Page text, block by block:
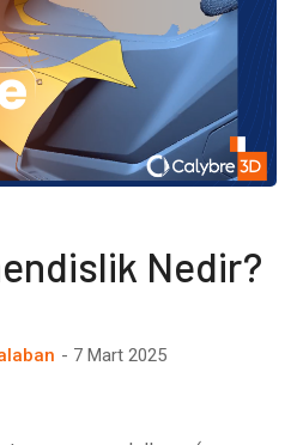
Nedir?
7 Mart 2025